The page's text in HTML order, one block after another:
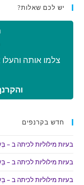
יש לכם שאלות?
צלמו אותה
חדש בקרנפים
בעיות מילוליות לכיתה ב –
בעיות מילוליות לכיתה ב –
בעיות מילוליות לכיתה ב